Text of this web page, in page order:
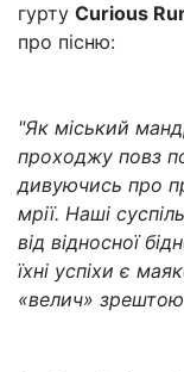
гурту Curious
про пісню:
"Як міський
проходжу повз
дивуючись про
мрії. Наші
від відносної
їхні успіхи є
«велич»